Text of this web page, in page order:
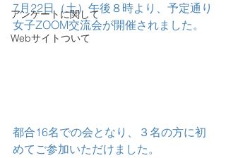
アンケートに関して
Webサイトついて
7月22日（土）午後８時より、予定通り
女子ZOOM交流会が開催されました。
都合16名での会となり、３名の方に初
めてご参加いただけました。